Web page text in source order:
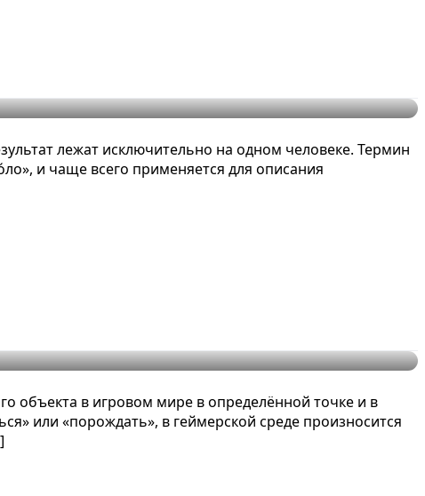
лежат исключительно на одном человеке. Термин
и чаще всего применяется для описания
объекта в игровом мире в определённой точке и в
или «порождать», в геймерской среде произносится